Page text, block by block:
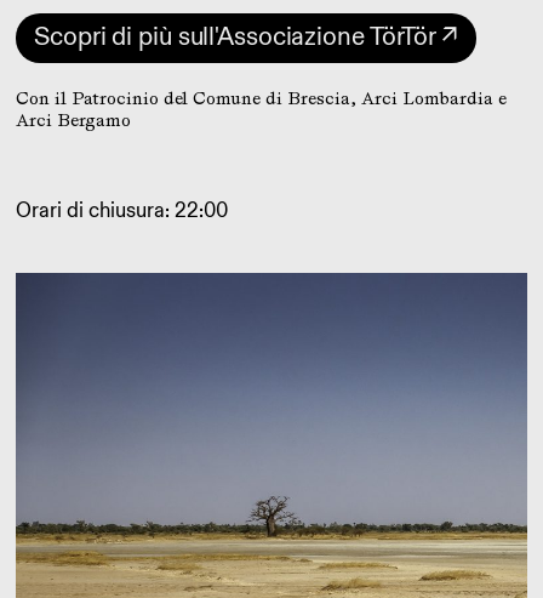
Scopri di più sull'Associazione TörTör ↗
Con il Patrocinio del Comune di Brescia, Arci Lombardia e
Arci Bergamo
Orari di chiusura: 22:00